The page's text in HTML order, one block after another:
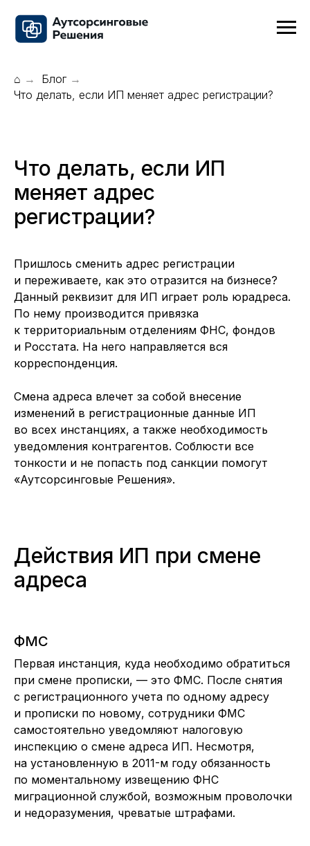
⌂ → Блог →
Что делать, если ИП меняет адрес регистрации?
Что делать, если ИП
меняет адрес
регистрации?
Пришлось сменить адрес регистрации
и переживаете, как это отразится на бизнесе?
Данный реквизит для ИП играет роль юрадреса.
По нему производится привязка
к территориальным отделениям ФНС, фондов
и Росстата. На него направляется вся
корреспонденция.
Смена адреса влечет за собой внесение
изменений в регистрационные данные ИП
во всех инстанциях, а также необходимость
уведомления контрагентов. Соблюсти все
тонкости и не попасть под санкции помогут
«Аутсорсинговые Решения».
Действия ИП при смене
адреса
ФМС
Первая инстанция, куда необходимо обратиться
при смене прописки, — это ФМС. После снятия
с регистрационного учета по одному адресу
и прописки по новому, сотрудники ФМС
самостоятельно уведомляют налоговую
инспекцию о смене адреса ИП. Несмотря,
на установленную в 2011-м году обязанность
по моментальному извещению ФНС
миграционной службой, возможным проволочки
и недоразумения, чреватые штрафами.